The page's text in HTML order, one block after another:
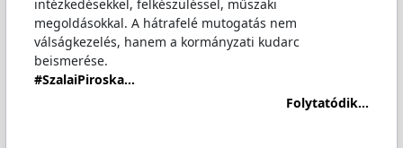
intézkedésekkel, felkészüléssel, műszaki
megoldásokkal. A hátrafelé mutogatás nem
válságkezelés, hanem a kormányzati kudarc
beismerése.
#SzalaiPiroska…
Folytatódik...